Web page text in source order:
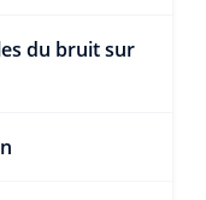
du bruit sur